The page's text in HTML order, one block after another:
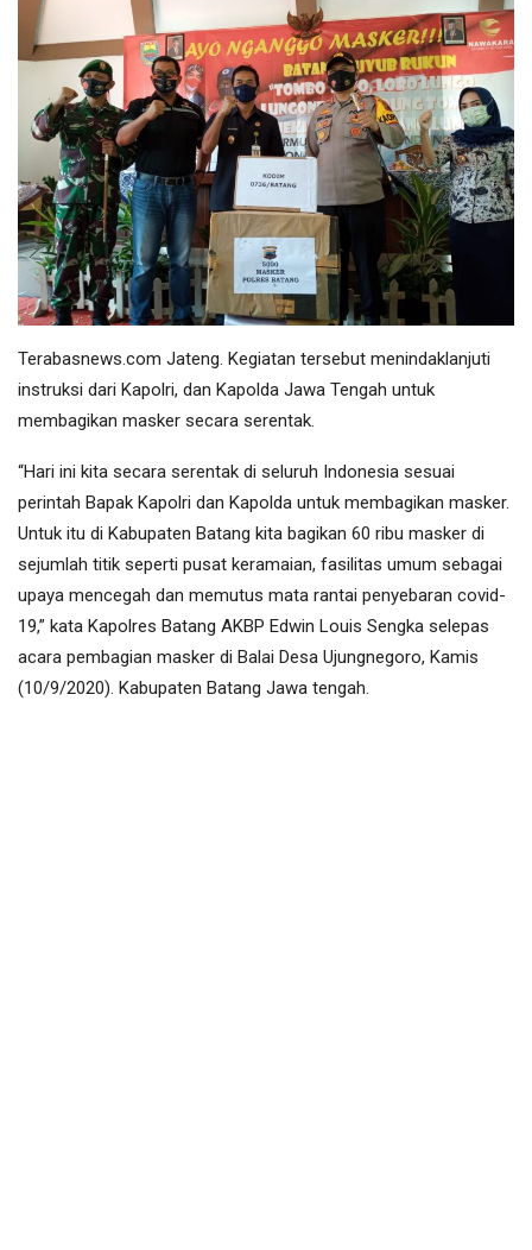
Terabasnews.com Jateng. Kegiatan tersebut menindaklanjuti
instruksi dari Kapolri, dan Kapolda Jawa Tengah untuk
membagikan masker secara serentak.
“Hari ini kita secara serentak di seluruh Indonesia sesuai
perintah Bapak Kapolri dan Kapolda untuk membagikan masker.
Untuk itu di Kabupaten Batang kita bagikan 60 ribu masker di
sejumlah titik seperti pusat keramaian, fasilitas umum sebagai
upaya mencegah dan memutus mata rantai penyebaran covid-
19,” kata Kapolres Batang AKBP Edwin Louis Sengka selepas
acara pembagian masker di Balai Desa Ujungnegoro, Kamis
(10/9/2020). Kabupaten Batang Jawa tengah.